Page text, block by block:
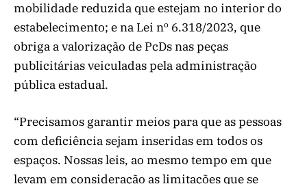
mobilidade reduzida que estejam no interior do
estabelecimento; e na Lei nº 6.318/2023, que
obriga a valorização de PcDs nas peças
publicitárias veiculadas pela administração
pública estadual.
“Precisamos garantir meios para que as pessoas
com deficiência sejam inseridas em todos os
espaços. Nossas leis, ao mesmo tempo em que
levam em consideração as limitações que se